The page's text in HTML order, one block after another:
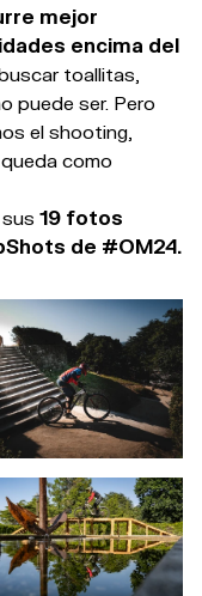
mejor
encima del
toallitas,
puede ser. Pero
el shooting,
como
19 fotos
de #OM24.